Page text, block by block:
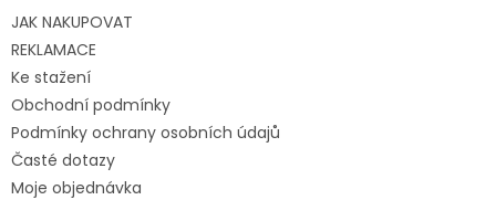
JAK NAKUPOVAT
REKLAMACE
Ke stažení
Obchodní podmínky
Podmínky ochrany osobních údajů
Časté dotazy
Moje objednávka